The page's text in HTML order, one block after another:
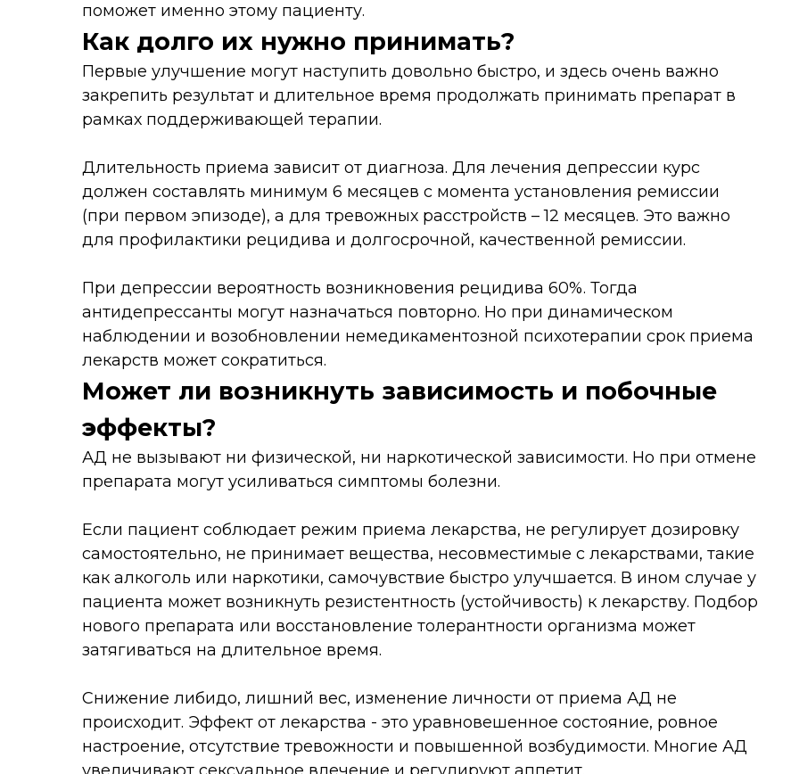
поможет именно этому пациенту.
Как долго их нужно принимать?
Первые улучшение могут наступить довольно быстро, и здесь очень важно
закрепить результат и длительное время продолжать принимать препарат в
рамках поддерживающей терапии.
Длительность приема зависит от диагноза. Для лечения депрессии курс
должен составлять минимум 6 месяцев с момента установления ремиссии
(при первом эпизоде), а для тревожных расстройств – 12 месяцев. Это важно
для профилактики рецидива и долгосрочной, качественной ремиссии.
При депрессии вероятность возникновения рецидива 60%. Тогда
антидепрессанты могут назначаться повторно. Но при динамическом
наблюдении и возобновлении немедикаментозной психотерапии срок приема
лекарств может сократиться.
Может ли возникнуть зависимость и побочные
эффекты?
АД не вызывают ни физической, ни наркотической зависимости. Но при отмене
препарата могут усиливаться симптомы болезни.
Если пациент соблюдает режим приема лекарства, не регулирует дозировку
самостоятельно, не принимает вещества, несовместимые с лекарствами, такие
как алкоголь или наркотики, самочувствие быстро улучшается. В ином случае у
пациента может возникнуть резистентность (устойчивость) к лекарству. Подбор
нового препарата или восстановление толерантности организма может
затягиваться на длительное время.
Снижение либидо, лишний вес, изменение личности от приема АД не
происходит. Эффект от лекарства - это уравновешенное состояние, ровное
настроение, отсутствие тревожности и повышенной возбудимости. Многие АД